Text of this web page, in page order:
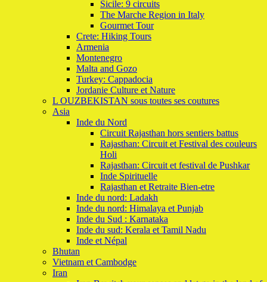
Sicile: 9 circuits
The Marche Region in Italy
Gourmet Tour
Crete: Hiking Tours
Armenia
Montenegro
Malta and Gozo
Turkey: Cappadocia
Jordanie Culture et Nature
L OUZBEKISTAN sous toutes ses coutures
Asia
Inde du Nord
Circuit Rajasthan hors sentiers battus
Rajasthan: Circuit et Festival des couleurs
Holi
Rajasthan: Circuit et festival de Pushkar
Inde Spirituelle
Rajasthan et Retraite Bien-etre
Inde du nord: Ladakh
Inde du nord: Himalaya et Punjab
Inde du Sud : Karnataka
Inde du sud: Kerala et Tamil Nadu
Inde et Népal
Bhutan
Vietnam et Cambodge
Iran